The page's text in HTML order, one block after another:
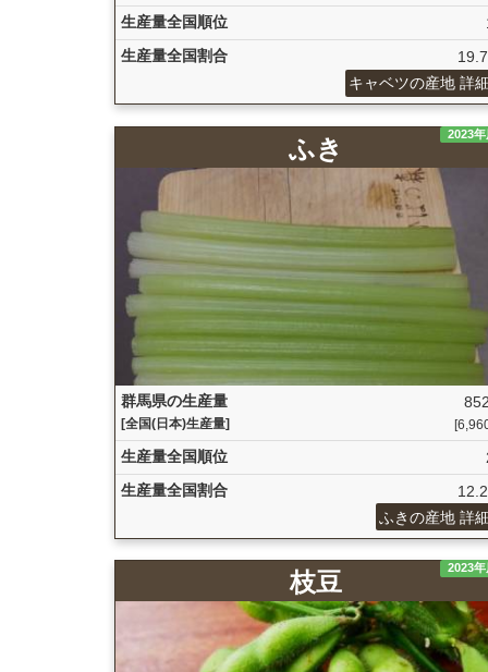
生産量全国順位
生産量全国割合
キャベツの産地 詳
2023年
ふき
群馬県の生産量
[全国(日本)生産量]
生産量全国順位
生産量全国割合
ふきの産地 詳
2023年
枝豆